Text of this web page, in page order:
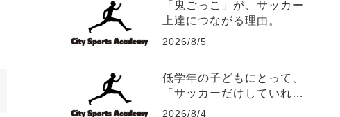
「鬼ごっこ」が、サッカー
上達につながる理由。
2026/8/5
低学年の子どもにとって、
「サッカーだけしていれ
ば、サッカーは上手くな
2026/8/4